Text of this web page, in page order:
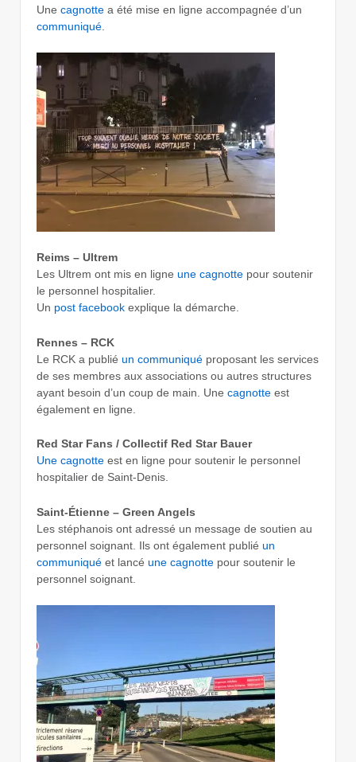
Une cagnotte a été mise en ligne accompagnée d’un
communiqué
Reims – Ultrem
Les Ultrem ont mis en ligne une cagnotte pour soutenir
le personnel hospitalier.
Un post facebook explique la démarche.
Rennes – RCK
Le RCK a publié un communiqué proposant les services
de ses membres aux associations ou autres structures
ayant besoin d’un coup de main. Une cagnotte est
également en ligne.
Red Star Fans / Collectif Red Star Bauer
Une cagnotte est en ligne pour soutenir le personnel
hospitalier de Saint-Denis.
Saint-Étienne – Green Angels
Les stéphanois ont adressé un message de soutien au
personnel soignant. Ils ont également publié un
communiqué et lancé une cagnotte pour soutenir le
personnel soignant.